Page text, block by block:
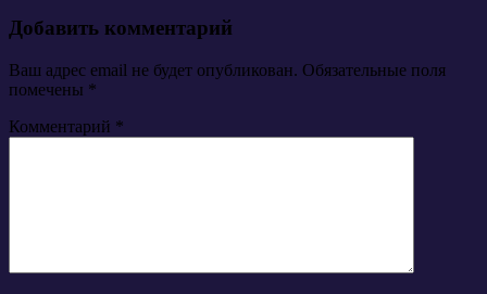
Добавить комментарий
Ваш адрес email не будет опубликован. Обязательные поля
помечены *
Комментарий *